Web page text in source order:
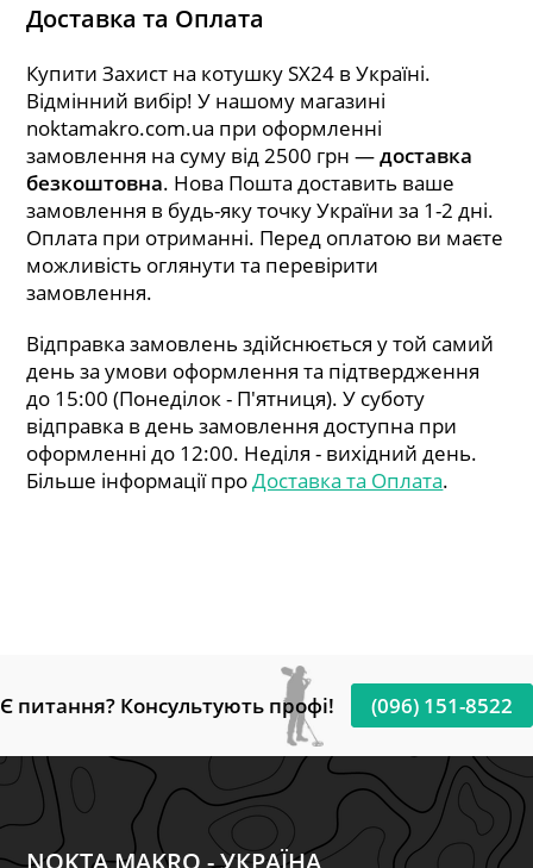
Доставка та Оплата
Купити Захист на котушку SX24 в Україні.
Відмінний вибір! У нашому магазині
noktamakro.com.ua при оформленні
замовлення на суму від 2500 грн —доставка
безкоштовна. Нова Пошта доставить ваше
замовлення в будь-яку точку України за 1-2 дні.
Оплата при отриманні. Перед оплатою ви маєте
можливість оглянути та перевірити
замовлення.
Відправка замовлень здійснюється у той самий
день за умови оформлення та підтвердження
до 15:00 (Понеділок - П'ятниця). У суботу
відправка в день замовлення доступна при
оформленні до 12:00. Неділя - вихідний день.
Більше інформації проДоставка та Оплата.
Є питання? Консультують профі! (096) 151-8522